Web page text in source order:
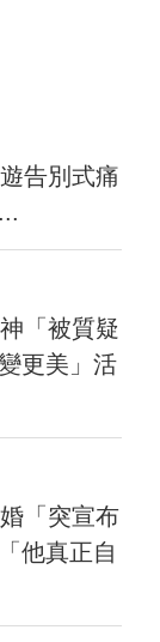
告別式痛
「被質疑
更美」活
「突宣布
他真正自